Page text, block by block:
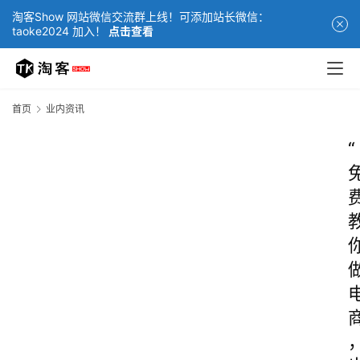
淘客Show 网站微信交流群上线！可添加站长微信：
taoke2024 加入！
点击查看
首页 业内资讯
“